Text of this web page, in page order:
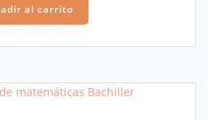
al carrito